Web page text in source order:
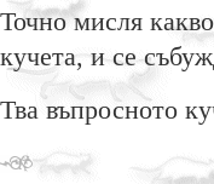
Точно мисля
кучета, и се
Тва въпросното